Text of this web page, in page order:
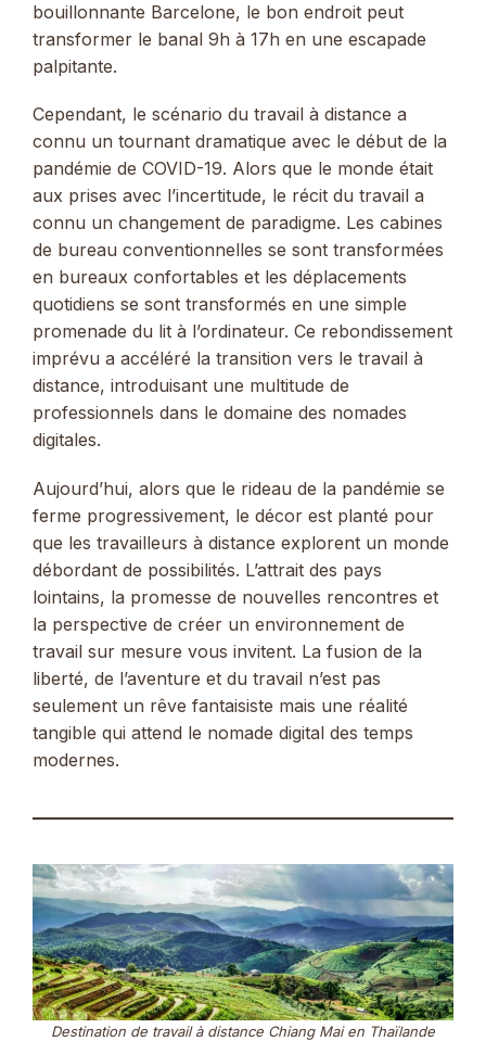
bouillonnante Barcelone, le bon endroit peut
transformer le banal 9h à 17h en une escapade
palpitante.
Cependant, le scénario du travail à distance a
connu un tournant dramatique avec le début de la
pandémie de COVID-19. Alors que le monde était
aux prises avec l’incertitude, le récit du travail a
connu un changement de paradigme. Les cabines
de bureau conventionnelles se sont transformées
en bureaux confortables et les déplacements
quotidiens se sont transformés en une simple
promenade du lit à l’ordinateur. Ce rebondissement
imprévu a accéléré la transition vers le travail à
distance, introduisant une multitude de
professionnels dans le domaine des nomades
digitales.
Aujourd’hui, alors que le rideau de la pandémie se
ferme progressivement, le décor est planté pour
que les travailleurs à distance explorent un monde
débordant de possibilités. L’attrait des pays
lointains, la promesse de nouvelles rencontres et
la perspective de créer un environnement de
travail sur mesure vous invitent. La fusion de la
liberté, de l’aventure et du travail n’est pas
seulement un rêve fantaisiste mais une réalité
tangible qui attend le nomade digital des temps
modernes.
Destination de travail à distance Chiang Mai en Thaïlande